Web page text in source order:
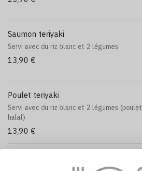
Saumon teriyaki
Servi avec du riz blanc et 2 légumes
13,90 €
Poulet teriyaki
Servi avec du riz blanc et 2 légumes (poulet
halal)
13,90 €